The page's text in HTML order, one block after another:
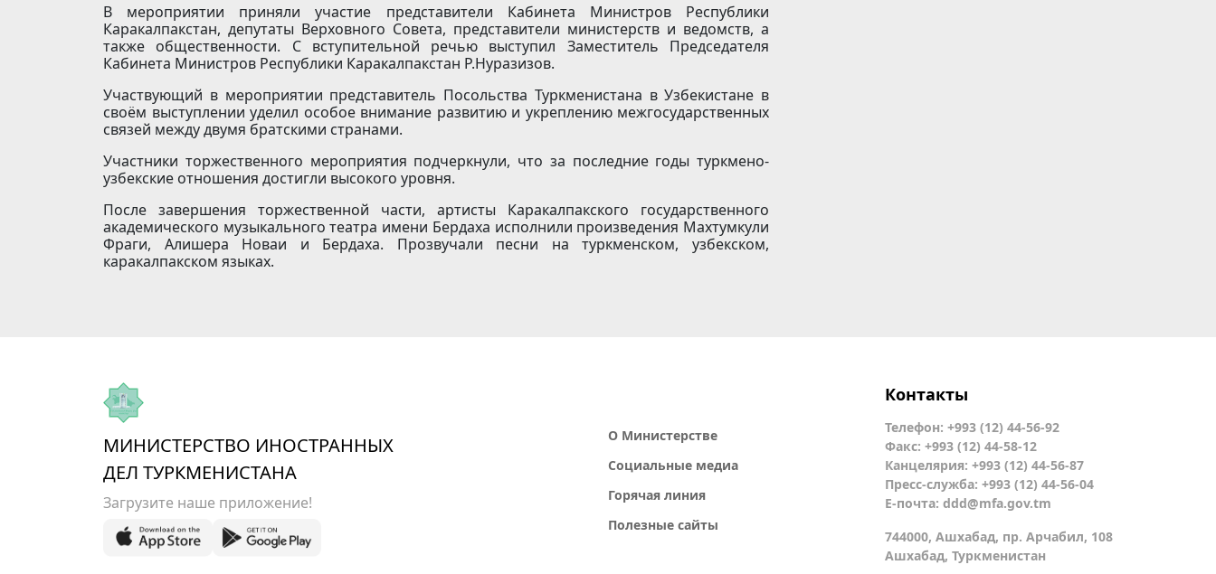
В мероприятии приняли участие представители Кабинета Министров Республики
Каракалпакстан, депутаты Верховного Совета, представители министерств и ведомств, а
также общественности. С вступительной речью выступил Заместитель Председателя
Кабинета Министров Республики Каракалпакстан Р.Нуразизов.
Участвующий в мероприятии представитель Посольства Туркменистана в Узбекистане в
своём выступлении уделил особое внимание развитию и укреплению межгосударственных
связей между двумя братскими странами.
Участники торжественного мероприятия подчеркнули, что за последние годы туркмено-
узбекские отношения достигли высокого уровня.
После завершения торжественной части, артисты Каракалпакского государственного
академического музыкального театра имени Бердаха исполнили произведения Махтумкули
Фраги, Алишера Новаи и Бердаха. Прозвучали песни на туркменском, узбекском,
каракалпакском языках.
МИНИСТЕРСТВО ИНОСТРАННЫХ
ДЕЛ ТУРКМЕНИСТАНА
Загрузите наше приложение!
О Министерстве
Социальные медиа
Горячая линия
Полезные сайты
Контакты
Телефон: +993 (12) 44-56-92
Факс: +993 (12) 44-58-12
Канцелярия: +993 (12) 44-56-87
Пресс-служба: +993 (12) 44-56-04
Е-почта: ddd@mfa.gov.tm
744000, Ашхабад, пр. Арчабил, 108
Ашхабад, Туркменистан